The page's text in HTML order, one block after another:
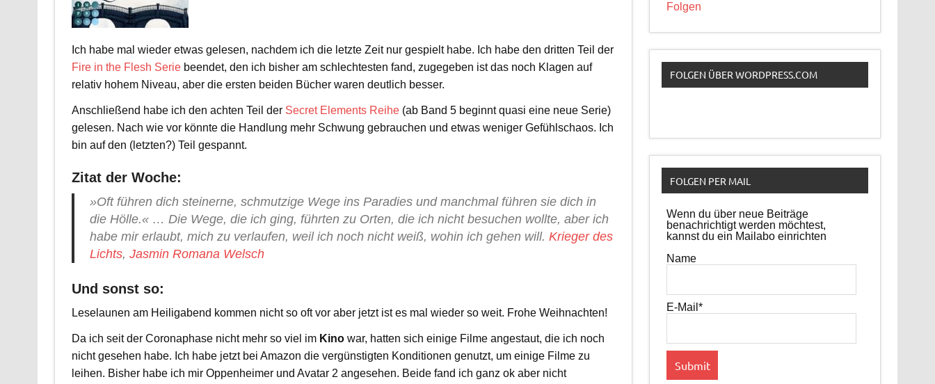
Ich habe mal wieder etwas gelesen, nachdem ich die letzte Zeit nur gespielt habe. Ich habe den dritten Teil der
Fire in the Flesh Seriebeendet, den ich bisher am schlechtesten fand, zugegeben ist das noch Klagen auf
relativ hohem Niveau, aber die ersten beiden Bücher waren deutlich besser.
Anschließend habe ich den achten Teil der Secret Elements Reihe(ab Band 5 beginnt quasi eine neue Serie)
gelesen. Nach wie vor könnte die Handlung mehr Schwung gebrauchen und etwas weniger Gefühlschaos. Ich
bin auf den (letzten?) Teil gespannt.
Zitat der Woche:
»Oft führen dich steinerne, schmutzige Wege ins Paradies und manchmal führen sie dich in
die Hölle.« … Die Wege, die ich ging, führten zu Orten, die ich nicht besuchen wollte, aber ich
habe mir erlaubt, mich zu verlaufen, weil ich noch nicht weiß, wohin ich gehen will.Krieger des
Lichts,Jasmin Romana Welsch
Und sonst so:
Leselaunen am Heiligabend kommen nicht so oft vor aber jetzt ist es mal wieder so weit. Frohe Weihnachten!
Da ich seit der Coronaphase nicht mehr so viel im Kinowar, hatten sich einige Filme angestaut, die ich noch
nicht gesehen habe. Ich habe jetzt bei Amazon die vergünstigten Konditionen genutzt, um einige Filme zu
leihen. Bisher habe ich mir Oppenheimer und Avatar 2 angesehen. Beide fand ich ganz ok aber nicht
Folgen
FOLGEN ÜBER WORDPRESS.COM
FOLGEN PER MAIL
Wenn du über neue Beiträge
benachrichtigt werden möchtest,
kannst du ein Mailabo einrichten
Name
E-Mail*